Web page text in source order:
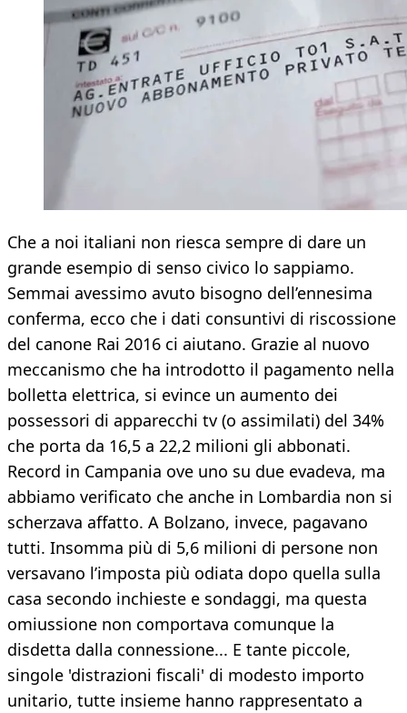
Che a noi italiani non riesca sempre di dare un
grande esempio di senso civico lo sappiamo.
Semmai avessimo avuto bisogno dell’ennesima
conferma, ecco che i dati consuntivi di riscossione
del canone Rai 2016 ci aiutano. Grazie al nuovo
meccanismo che ha introdotto il pagamento nella
bolletta elettrica, si evince un aumento dei
possessori di apparecchi tv (o assimilati) del 34%
che porta da 16,5 a 22,2 milioni gli abbonati.
Record in Campania ove uno su due evadeva, ma
abbiamo verificato che anche in Lombardia non si
scherzava affatto. A Bolzano, invece, pagavano
tutti. Insomma più di 5,6 milioni di persone non
versavano l’imposta più odiata dopo quella sulla
casa secondo inchieste e sondaggi, ma questa
omiussione non comportava comunque la
disdetta dalla connessione... E tante piccole,
singole 'distrazioni fiscali' di modesto importo
unitario, tutte insieme hanno rappresentato a